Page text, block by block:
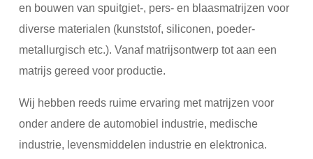
en bouwen van spuitgiet-, pers- en blaasmatrijzen voor
diverse materialen (kunststof, siliconen, poeder-
metallurgisch etc.). Vanaf matrijsontwerp tot aan een
matrijs gereed voor productie.
Wij hebben reeds ruime ervaring met matrijzen voor
onder andere de automobiel industrie, medische
industrie, levensmiddelen industrie en elektronica.